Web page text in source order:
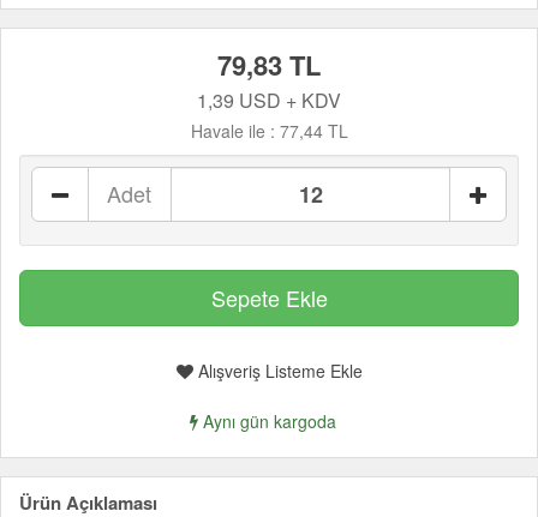
79,83 TL
1,39 USD + KDV
Havale ile : 77,44 TL
Adet
Alışveriş Listeme Ekle
Aynı gün kargoda
Ürün Açıklaması